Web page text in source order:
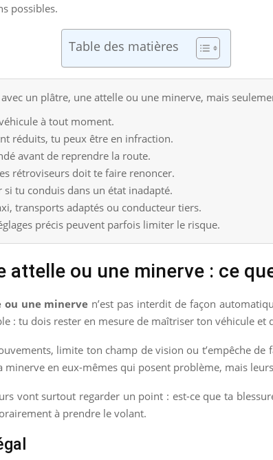
possibles.
Table des matières
un plâtre, une attelle ou une minerve, mais
à tout moment.
réduits, tu peux être en infraction.
avant de reprendre la route.
rétroviseurs doit te faire renoncer.
si tu conduis dans un état inadapté.
transports adaptés ou conducteur tiers.
précis peuvent parfois limiter le risque.
attelle ou une minerve : ce
une minerve n’est pas interdit de façon
: tu dois rester en mesure de maîtriser ton véhicule et
limite ton champ de vision ou t’empêche
minerve en eux-mêmes qui posent problème, mais
vont surtout regarder un point : est-ce que ta
à prendre le volant.